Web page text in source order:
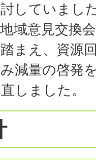
していまし
域意見交換
まえ、資源
減量の啓発
しました。